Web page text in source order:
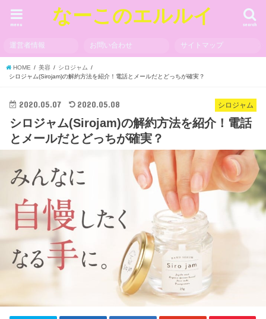
なーこのエルルイ search
menu
運営者情報 お問い合わせ サイトマップ
HOME 美容
シロジャム
シロジャム(Sirojam)の解約方法を紹介！電話とメールだとどっちが確実？
シロジャム
2020.05.07 2020.05.08
シロジャム(Sirojam)の解約方法を紹介！電話
とメールだとどっちが確実？